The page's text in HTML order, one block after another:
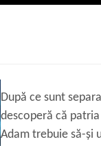
După ce sunt
descoperă că
Adam trebuie să-și